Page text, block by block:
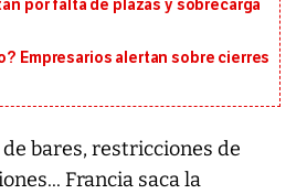
por falta de plazas y sobrecarga
Empresarios alertan sobre cierres
bares, restricciones de
Francia saca la